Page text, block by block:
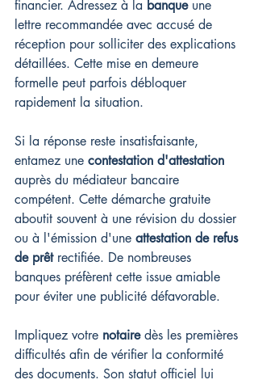
financier. Adressez à la banque une
lettre recommandée avec accusé de
réception pour solliciter des explications
détaillées. Cette mise en demeure
formelle peut parfois débloquer
rapidement la situation.
Si la réponse reste insatisfaisante,
entamez une contestation d'attestation
auprès du médiateur bancaire
compétent. Cette démarche gratuite
aboutit souvent à une révision du dossier
ou à l'émission d'une attestation de refus
de prêt rectifiée. De nombreuses
banques préfèrent cette issue amiable
pour éviter une publicité défavorable.
Impliquez votre notaire dès les premières
difficultés afin de vérifier la conformité
des documents. Son statut officiel lui